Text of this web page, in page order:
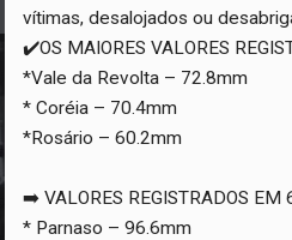
vítimas, desalojados ou
✔️OS MAIORES VALORES
*Vale da Revolta – 72.8mm
* Coréia – 70.4mm
*Rosário – 60.2mm
➡️ VALORES REGISTRADOS EM
* Parnaso – 96.6mm